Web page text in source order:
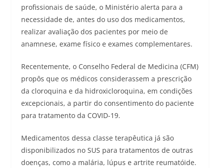
profissionais de saúde, o Ministério alerta para a
necessidade de, antes do uso dos medicamentos,
realizar avaliação dos pacientes por meio de
anamnese, exame físico e exames complementares.
Recentemente, o Conselho Federal de Medicina (CFM)
propôs que os médicos considerassem a prescrição
da cloroquina e da hidroxicloroquina, em condições
excepcionais, a partir do consentimento do paciente
para tratamento da COVID-19.
Medicamentos dessa classe terapêutica já são
disponibilizados no SUS para tratamentos de outras
doenças, como a malária, lúpus e artrite reumatóide.